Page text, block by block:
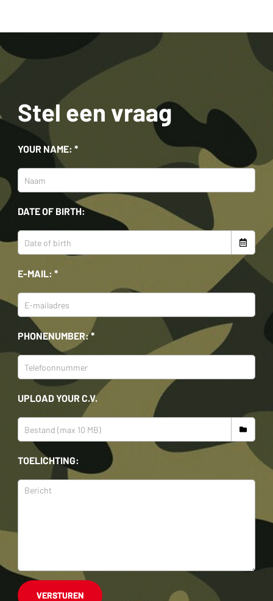
Stel een vraag
YOUR NAME: *
DATE OF BIRTH:
E-MAIL: *
PHONENUMBER: *
UPLOAD YOUR C.V.
TOELICHTING:
VERSTUREN